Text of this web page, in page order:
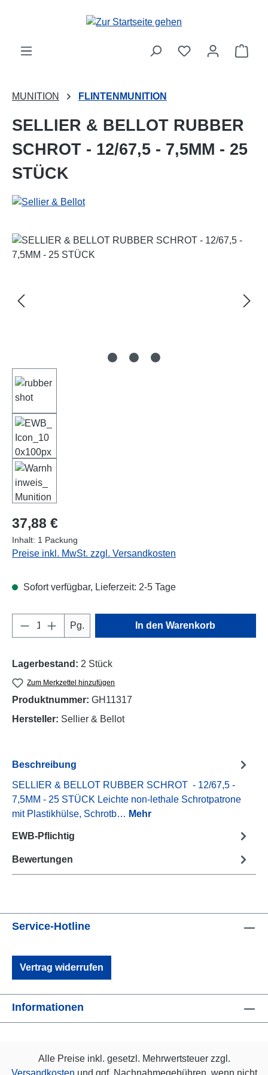
Zum Hauptinhalt springen
MUNITION FLINTENMUNITION
SELLIER & BELLOT RUBBER
SCHROT - 12/67,5 - 7,5MM - 25
STÜCK
Regulärer Preis:
37,88 €
Inhalt: 1 Packung
Preise inkl. MwSt. zzgl. Versandkosten
Sofort verfügbar, Lieferzeit: 2-5 Tage
Produkt Anzahl: Gib den gewünschten
Pg. In den Warenkorb
Lagerbestand: 2 Stück
Zum Merkzettel hinzufügen
Produktnummer: GH11317
Hersteller: Sellier & Bellot
Beschreibung
SELLIER & BELLOT RUBBER SCHROT - 12/67,5 -
7,5MM - 25 STÜCK Leichte non-lethale Schrotpatrone
mit Plastikhülse, Schrotb… Mehr
EWB-Pflichtig
Bewertungen
Service-Hotline
Vertrag widerrufen
Informationen
Alle Preise inkl. gesetzl. Mehrwertsteuer zzgl.
Versandkosten und ggf. Nachnahmegebühren, wenn nicht